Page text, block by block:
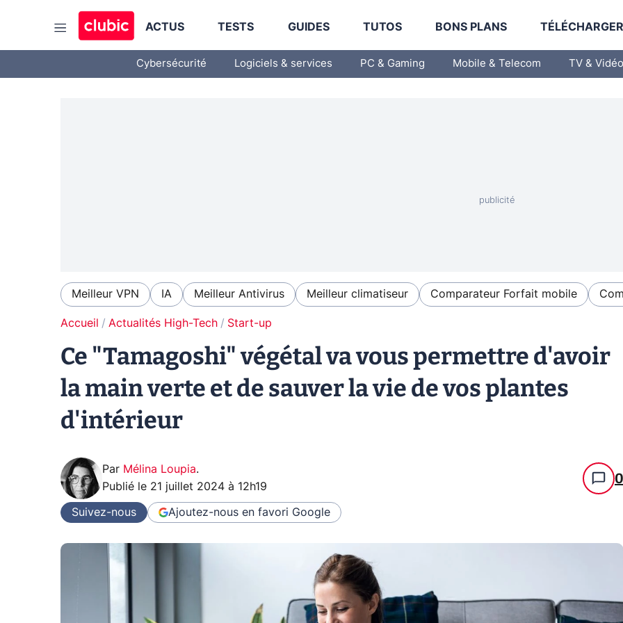
ACTUS TESTS GUIDES TUTOS BONS PLANS
Cybersécurité Logiciels & services PC & Gaming Mobile & Telecom TV & Vidéo
Meilleur VPN IA Meilleur Antivirus Meilleur climatiseur Comparateur Forfait mobile
Accueil Actualités High-Tech Start-up
Ce "Tamagoshi" végétal va vous permettre d'avoir
la main verte et de sauver la vie de vos plantes
d'intérieur
Par Mélina Loupia.
Publié le 21 juillet 2024 à 12h19 0
Suivez-nous Ajoutez-nous en favori Google